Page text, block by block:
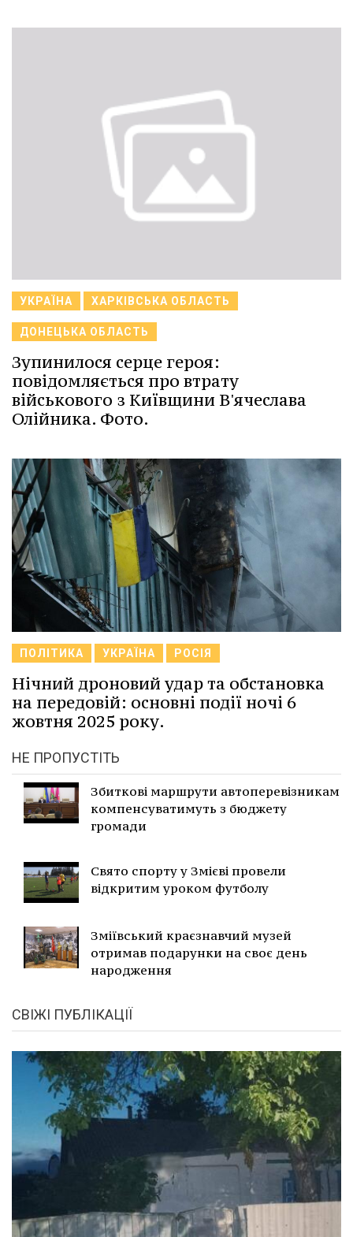
УКРАЇНА ХАРКІВСЬКА ОБЛАСТЬ
ДОНЕЦЬКА ОБЛАСТЬ
Зупинилося серце героя:
повідомляється про втрату
військового з Київщини В'ячеслава
Олійника. Фото.
ПОЛІТИКА УКРАЇНА РОСІЯ
Нічний дроновий удар та обстановка
на передовій: основні події ночі 6
жовтня 2025 року.
НЕ ПРОПУСТІТЬ
Збиткові маршрути автоперевізникам
компенсуватимуть з бюджету
громади
Свято спорту у Змієві провели
відкритим уроком футболу
Зміївський краєзнавчий музей
отримав подарунки на своє день
народження
СВІЖІ ПУБЛІКАЦІЇ